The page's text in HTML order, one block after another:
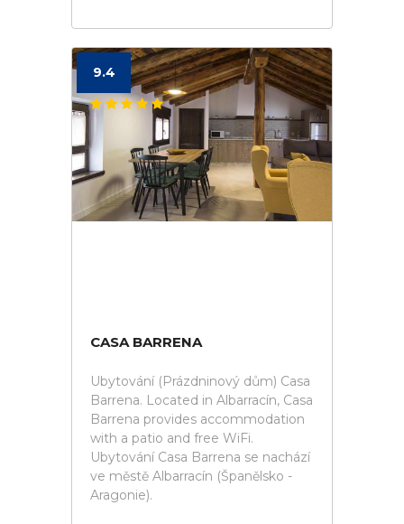
9.4
CASA BARRENA
Ubytování (Prázdninový dům) Casa
Barrena. Located in Albarracín, Casa
Barrena provides accommodation
with a patio and free WiFi.
Ubytování Casa Barrena se nachází
ve městě Albarracín (Španělsko -
Aragonie).